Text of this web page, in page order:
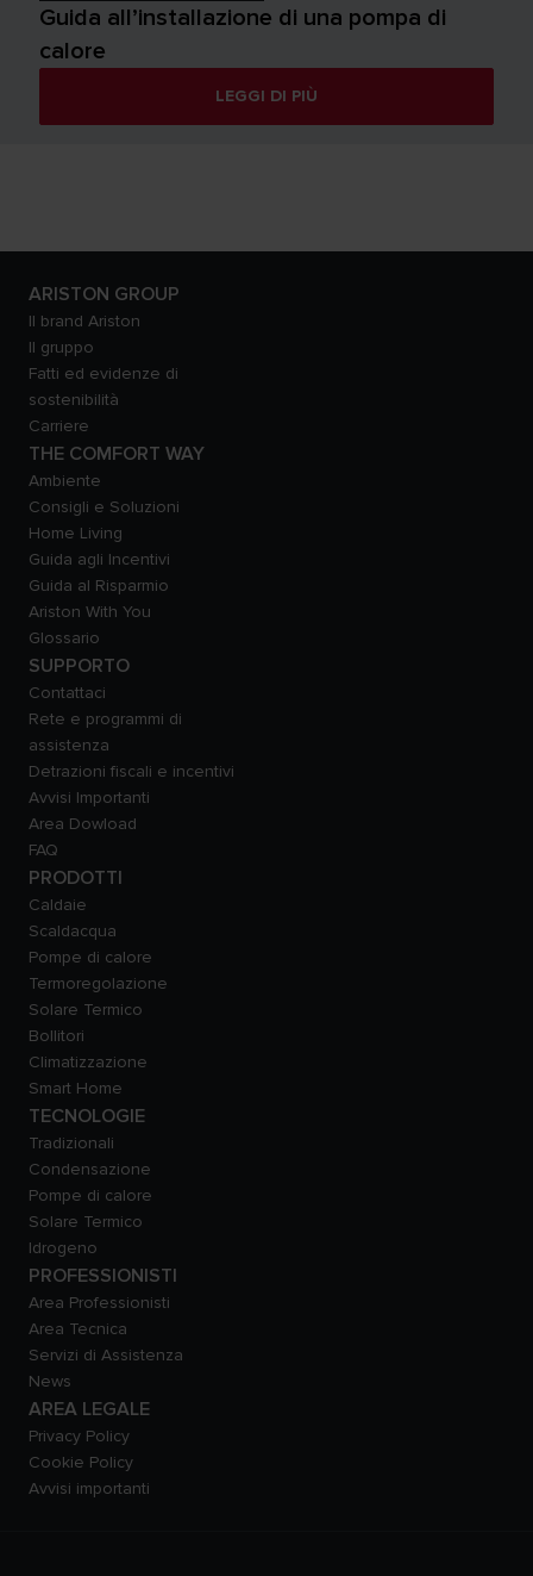
Guida all’installazione di una pompa di
calore
LEGGI DI PIÙ
ARISTON GROUP
Il brand Ariston
Il gruppo
Fatti ed evidenze di
sostenibilità
Carriere
THE COMFORT WAY
Ambiente
Consigli e Soluzioni
Home Living
Guida agli Incentivi
Guida al Risparmio
Ariston With You
Glossario
SUPPORTO
Contattaci
Rete e programmi di
assistenza
Detrazioni fiscali e incentivi
Avvisi Importanti
Area Dowload
FAQ
PRODOTTI
Caldaie
Scaldacqua
Pompe di calore
Termoregolazione
Solare Termico
Bollitori
Climatizzazione
Smart Home
TECNOLOGIE
Tradizionali
Condensazione
Pompe di calore
Solare Termico
Idrogeno
PROFESSIONISTI
Area Professionisti
Area Tecnica
Servizi di Assistenza
News
AREA LEGALE
Privacy Policy
Cookie Policy
Avvisi importanti